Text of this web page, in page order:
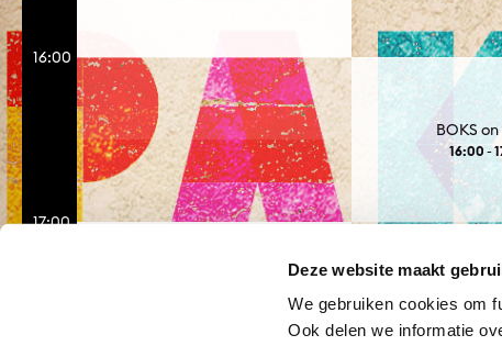
Deze website maakt
We gebruiken cookies om
Ook delen we informatie
16:00
17:00
BOKS
16:00 -